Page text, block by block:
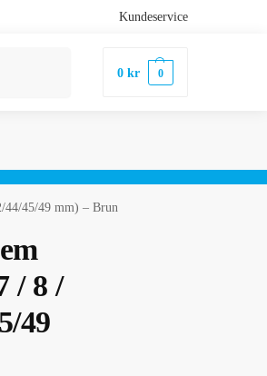
Kundeservice
0kr 0
44/45/49 mm) – Brun
/ 8 /
49